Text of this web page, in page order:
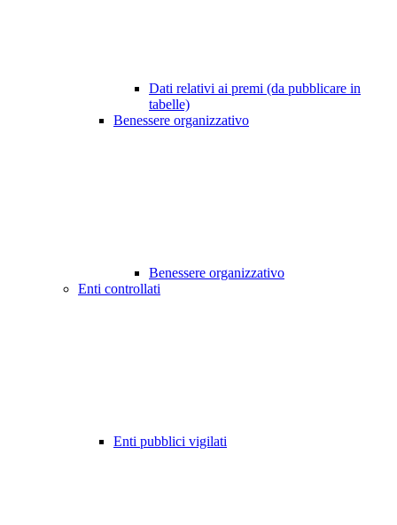
Dati relativi ai premi (da pubblicare in
tabelle)
Benessere organizzativo
Benessere organizzativo
Enti controllati
Enti pubblici vigilati